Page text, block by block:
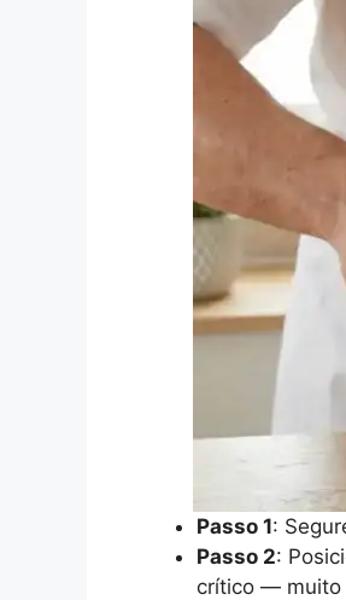
Passo 1:
Passo 2:
crítico — muito